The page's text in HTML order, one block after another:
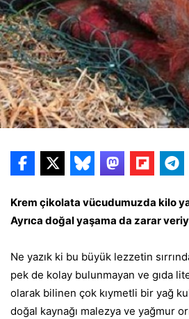
Krem çikolata vücudumuzda kilo
Ayrıca doğal yaşama da zarar
Ne yazık ki bu büyük lezzetin
pek de kolay bulunmayan ve gıda
olarak bilinen çok kıymetli bir yağ
doğal kaynağı malezya ve yağmur